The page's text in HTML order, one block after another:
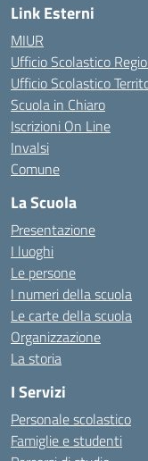
Link Esterni
MIUR
Ufficio Scolastico
Ufficio Scolastico
Scuola in Chiaro
Iscrizioni On Line
Invalsi
Comune
La Scuola
Presentazione
I luoghi
Le persone
I numeri della scuola
Le carte della scuola
Organizzazione
La storia
I Servizi
Personale scolastico
Famiglie e studenti